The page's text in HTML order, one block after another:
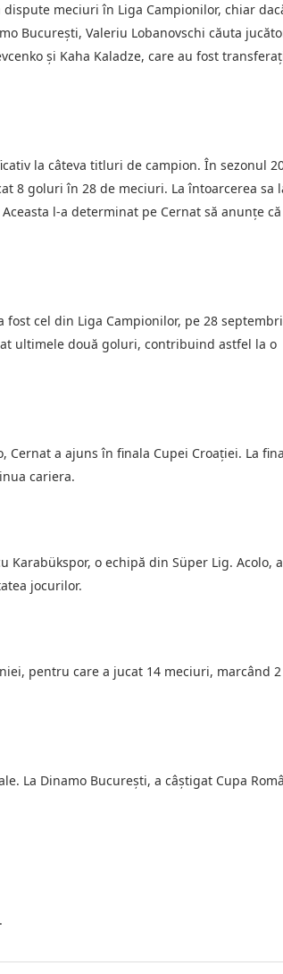
meciuri în Liga Campionilor, chiar
București, Valeriu Lobanovschi căuta
și Kaha Kaladze, care au fost
la câteva titluri de campion. În sezonul
8 goluri în 28 de meciuri. La întoarcerea sa
l-a determinat pe Cernat să anunțe că
cel din Liga Campionilor, pe 28
ultimele două goluri, contribuind astfel la o
a ajuns în finala Cupei Croației. La
cariera.
Karabükspor, o echipă din Süper Lig. Acolo, a
jocurilor.
pentru care a jucat 14 meciuri, marcând 2
La Dinamo București, a câștigat Cupa